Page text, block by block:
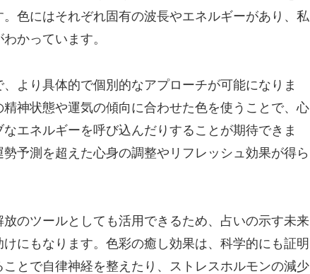
色にはそれぞれ固有の波長やエネルギーがあり、私
かっています。
より具体的で個別的なアプローチが可能になりま
神状態や運気の傾向に合わせた色を使うことで、心
エネルギーを呼び込んだりすることが期待できま
予測を超えた心身の調整やリフレッシュ効果が得ら
のツールとしても活用できるため、占いの示す未来
にもなります。色彩の癒し効果は、科学的にも証明
とで自律神経を整えたり、ストレスホルモンの減少